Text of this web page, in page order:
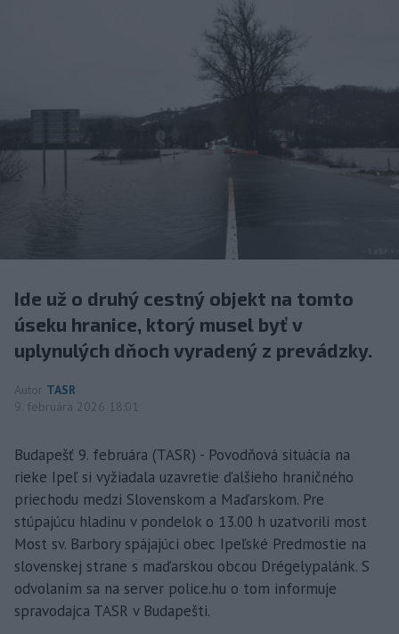
Ide už o druhý cestný objekt na tomto
úseku hranice, ktorý musel byť v
uplynulých dňoch vyradený z prevádzky.
Autor TASR
9. februára 2026 18:01
Budapešť 9. februára (TASR) - Povodňová situácia na
rieke Ipeľ si vyžiadala uzavretie ďalšieho hraničného
priechodu medzi Slovenskom a Maďarskom. Pre
stúpajúcu hladinu v pondelok o 13.00 h uzatvorili most
Most sv. Barbory spájajúci obec Ipeľské Predmostie na
slovenskej strane s maďarskou obcou Drégelypalánk. S
odvolaním sa na server police.hu o tom informuje
spravodajca TASR v Budapešti.